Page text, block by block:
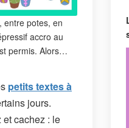
entre potes, en
accro au
permis. Alors…
petits textes à
jours.
cachez : le